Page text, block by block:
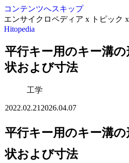
コンテンツへスキップ
エンサイクロペディア x トピック
Hitopedia
平行キー用のキー溝の
状および寸法
工学
2022.02.21 2026.04.07
平行キー用のキー溝の
状および寸法